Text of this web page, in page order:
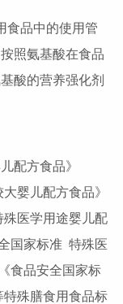
食品中的使用管
照氨基酸在食品
酸的营养强化剂
配方食品》
婴儿配方食品》
医学用途婴儿配
国家标准 特殊医
食品安全国家标
殊膳食用食品标